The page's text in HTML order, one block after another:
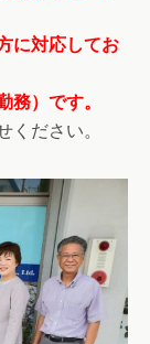
に対応してお
）です。
ださい。